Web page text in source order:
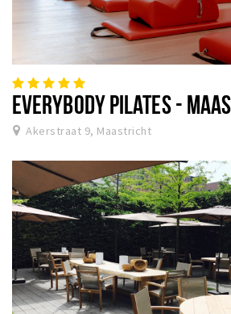
EVERYBODY PILATES -
Akerstraat 9, Maastricht